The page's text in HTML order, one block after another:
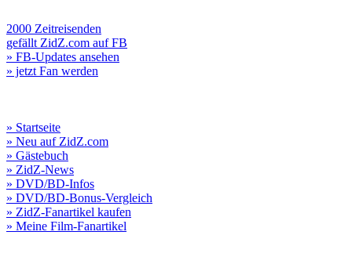
2000 Zeitreisenden
gefällt ZidZ.com auf FB
» FB-Updates ansehen
» jetzt Fan werden
» Startseite
» Neu auf ZidZ.com
» Gästebuch
» ZidZ-News
» DVD/BD-Infos
» DVD/BD-Bonus-Vergleich
» ZidZ-Fanartikel kaufen
» Meine Film-Fanartikel